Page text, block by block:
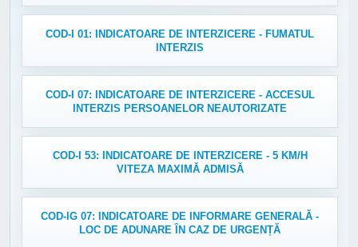
COD-I 01: INDICATOARE DE INTERZICERE - FUMATUL
INTERZIS
COD-I 07: INDICATOARE DE INTERZICERE - ACCESUL
INTERZIS PERSOANELOR NEAUTORIZATE
COD-I 53: INDICATOARE DE INTERZICERE - 5 KM/H
VITEZA MAXIMĂ ADMISĂ
COD-IG 07: INDICATOARE DE INFORMARE GENERALĂ -
LOC DE ADUNARE ÎN CAZ DE URGENȚĂ